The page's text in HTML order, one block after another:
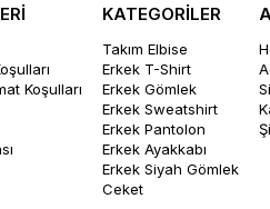
Koşulları
KATEGORİLER
Takım Elbise
Erkek T-Shirt
Erkek Gömlek
Erkek Sweatshirt
Erkek Pantolon
Erkek Ayakkabı
Erkek Siyah Gömlek
Ceket